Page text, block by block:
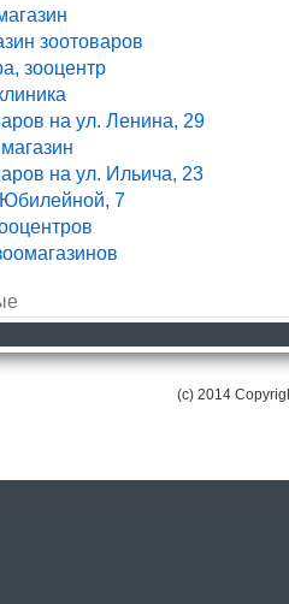
зоотоваров
зооцентр
на ул. Ленина, 29
на ул. Ильича, 23
7
(c) 2014